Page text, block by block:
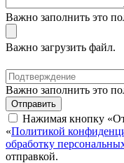
Важно заполнить это
Важно загрузить файл.
Важно заполнить это
Отправить
Нажимая кнопку
«Политикой
обработку
отправкой.